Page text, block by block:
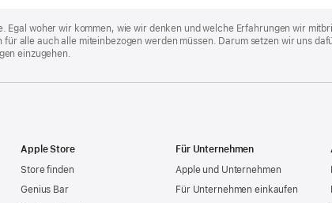
Egal woher wir kommen, wie wir denken und welche Erfahrungen wir
alle auch alle miteinbezogen werden müssen. Darum setzen wir uns
einzugehen.
Apple Store
Store finden
Genius Bar
Für Unternehmen
Apple und Unternehmen
Für Unternehmen einkaufen